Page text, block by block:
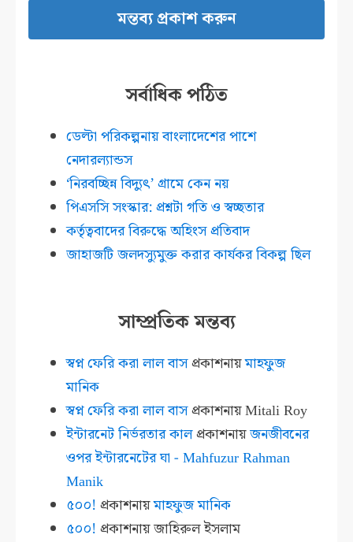
সর্বাধিক পঠিত
ডেল্টা পরিকল্পনায় বাংলাদেশের পাশে
নেদারল্যান্ডস
‘নিরবচ্ছিন্ন বিদ্যুৎ’ গ্রামে কেন নয়
পিএসসি সংস্কার: প্রশ্নটা গতি ও স্বচ্ছতার
কর্তৃত্ববাদের বিরুদ্ধে অহিংস প্রতিবাদ
জাহাজটি জলদস্যুমুক্ত করার কার্যকর বিকল্প ছিল
সাম্প্রতিক মন্তব্য
স্বপ্ন ফেরি করা লাল বাসপ্রকাশনায়মাহফুজ
মানিক
স্বপ্ন ফেরি করা লাল বাসপ্রকাশনায়Mitali Roy
ইন্টারনেট নির্ভরতার কালপ্রকাশনায়জনজীবনের
ওপর ইন্টারনেটের ঘা - Mahfuzur Rahman
Manik
৫০০! প্রকাশনায়মাহফুজ মানিক
৫০০! প্রকাশনায়জাহিরুল ইসলাম